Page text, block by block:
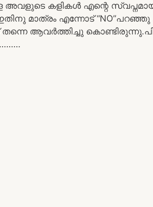
അവളുടെ കളികൾ എന്റെ
മാത്രം എന്നോട് “NO”പറഞ്ഞു
ആവർത്തിച്ചു